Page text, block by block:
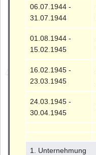
06.07.1944 -
31.07.1944
01.08.1944 -
15.02.1945
16.02.1945 -
23.03.1945
24.03.1945 -
30.04.1945
1. Unternehmung